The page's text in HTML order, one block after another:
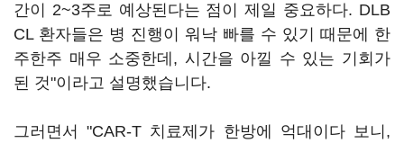
간이 2~3주로 예상된다는 점이 제일 중요하다. DLB
CL 환자들은 병 진행이 워낙 빠를 수 있기 때문에 한
주한주 매우 소중한데, 시간을 아낄 수 있는 기회가
된 것"이라고 설명했습니다.
그러면서 "CAR-T 치료제가 한방에 억대이다 보니,